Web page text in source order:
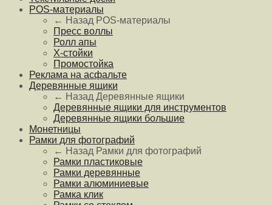
POS-материалы
← Назад POS-материалы
Пресс воллы
Ролл апы
Х-стойки
Промостойка
Реклама на асфальте
Деревянные ящики
← Назад Деревянные ящики
Деревянные ящики для инструментов
Деревянные ящики большие
Монетницы
Рамки для фотографий
← Назад Рамки для фотографий
Рамки пластиковые
Рамки деревянные
Рамки алюминиевые
Рамка клик